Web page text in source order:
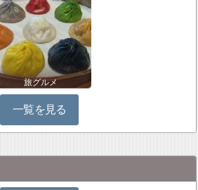
旅グルメ
一覧を見る